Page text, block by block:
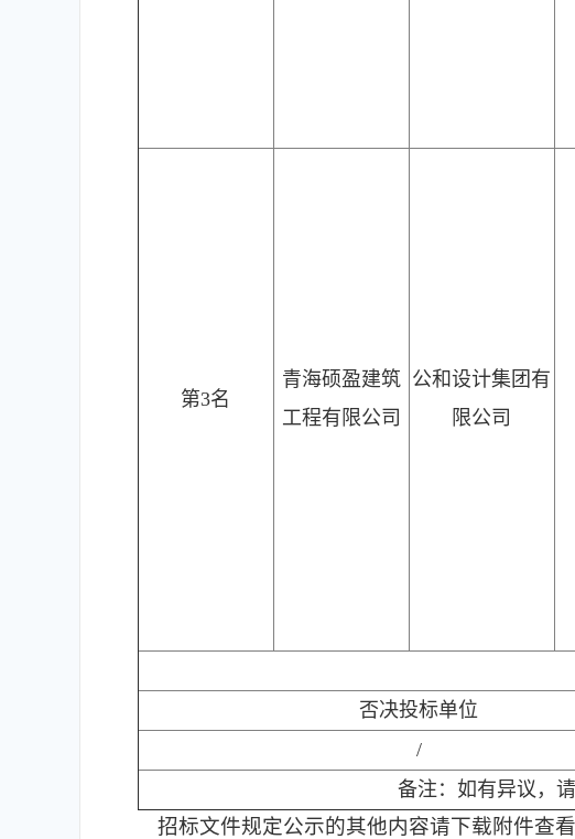
第3名
青海硕盈建筑
工程有限公司
公和设计集团有
限公司
否决投标单位
/
备注：如有异议，
招标文件规定公示的其他内容请下载附件查看